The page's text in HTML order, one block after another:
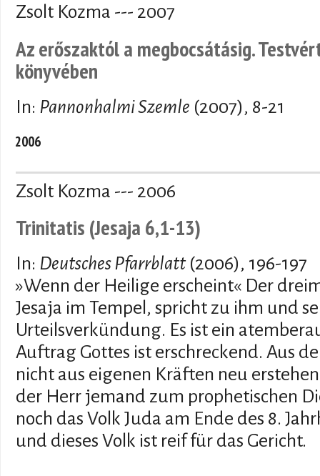
Zsolt Kozma --- 2007
Az erőszaktól a megbocsátásig.
könyvében
In: Pannonhalmi Szemle (2007), 8-21
2006
Zsolt Kozma --- 2006
Trinitatis (Jesaja 6,1-13)
In: Deutsches Pfarrblatt(2006), 196-197
»Wenn der Heilige erscheint« Der
Jesaja im Tempel, spricht zu ihm und
Urteilsverkündung. Es ist ein
Auftrag Gottes ist erschreckend. Aus
nicht aus eigenen Kräften neu
der Herr jemand zum prophetischen
noch das Volk Juda am Ende des 8.
und dieses Volk ist reif für das Gericht.